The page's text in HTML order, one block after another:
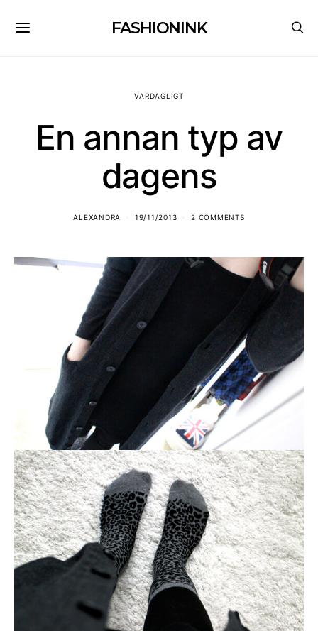
FASHIONINK
VARDAGLIGT
En annan typ av
dagens
ALEXANDRA 19/11/2013 2 COMMENTS